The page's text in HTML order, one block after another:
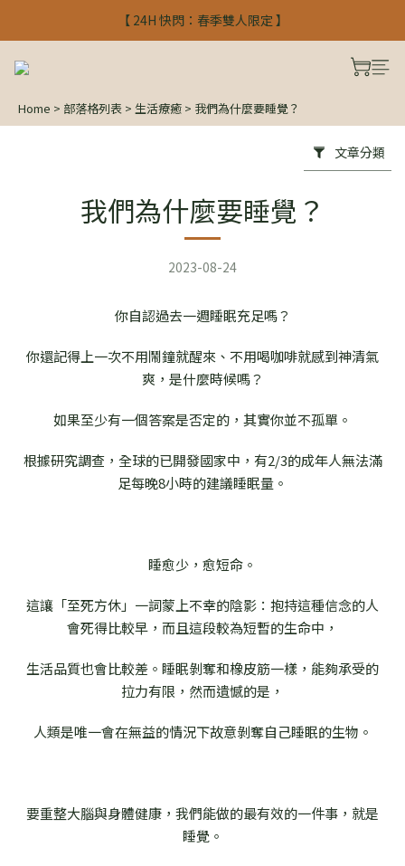
【 24H 快閃：春季雙人限定 】
【 24H 快閃：春季雙人限定 】
【 24H 快閃：春季雙人限定 】
Home > 部落格列表 > 生活療癒 > 我們為什麼要睡覺？
文章分類
我們為什麼要睡覺？
2023-08-24
你自認過去一週睡眠充足嗎？
你還記得上一次不用鬧鐘就醒來、不用喝咖啡就感到神清氣
爽，是什麼時候嗎？
如果至少有一個答案是否定的，其實你並不孤單。
根據研究調查，全球的已開發國家中，有2/3的成年人無法滿
足每晚8小時的建議睡眠量。
睡愈少，愈短命。
這讓「至死方休」一詞蒙上不幸的陰影：抱持這種信念的人
會死得比較早，而且這段較為短暫的生命中，
生活品質也會比較差。睡眠剝奪和橡皮筋一樣，能夠承受的
拉力有限，然而遺憾的是，
人類是唯一會在無益的情況下故意剝奪自己睡眠的生物。
要重整大腦與身體健康，我們能做的最有效的一件事，就是
睡覺。